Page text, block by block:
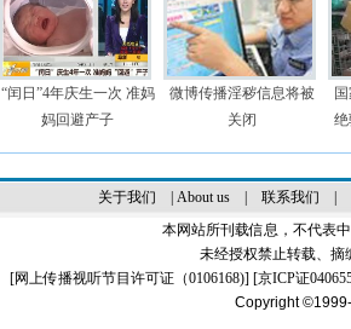
“闰日”4年庆生一次 准妈
妈回避产子
微博传播淫秽信息将被
关闭
关于我们 About us| 联系我们
本网站所刊载信息，不代表
未经授权禁止转载、摘
[网上传播视听节目许可证（0106168)] [京ICP证
Copyright